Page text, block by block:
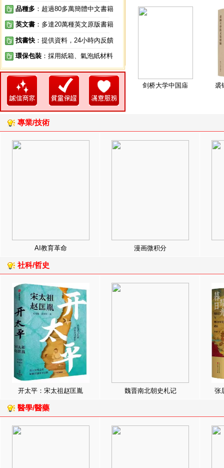
品種多 ：超過80多萬簡體中文書籍
英文書 ：多達20萬種英文原版書籍
找書快 ：提供資料，24小時內反饋
環保包裝 ：採用紙箱、氣泡紙材料
剑桥大学中国庙 裘
專業/技術
AI教育革命 漫画微积分
社科/哲史
开太平：宋太祖赵匡胤 魏晋南北朝史札记 张
醫學/醫藥